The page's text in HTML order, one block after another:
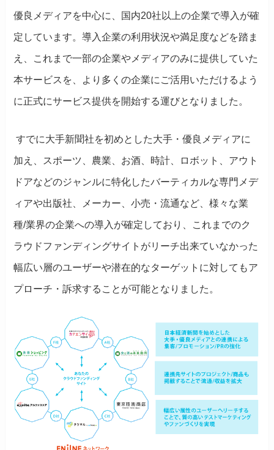
優良メディアを中心に、国内20社以上の企業で導入が確
定しています。導入企業の利用状況や満足度などを踏ま
え、これまで一部の企業やメディアのみに提供していた
本サービスを、より多くの企業にご活用いただけるよう
に正式にサービス提供を開始する運びとなりました。
すでに大手新聞社を初めとした大手・優良メディアに
加え、スポーツ、農業、お酒、時計、ロボット、アウト
ドアなどのジャンルに特化したバーティカルな専門メデ
ィアや出版社、メーカー、小売・流通など、様々な業
種/業界の企業への導入が確定しており、これまでのク
ラウドファンディングサイトがリーチ出来ていなかった
幅広い層のユーザーや潜在的なターゲットに対してもア
プローチ・訴求することが可能となりました。